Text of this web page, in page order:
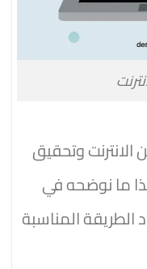
الانترنت وتحقيق
ما نوضحه في
المناسبة